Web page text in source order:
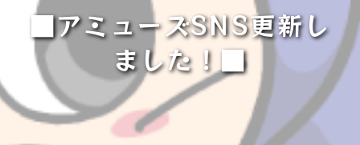
■アミューズSNS更新し
ました！■